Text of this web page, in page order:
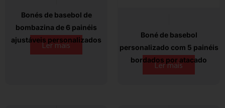
Bonés de basebol de
bombazina de 6 painéis
ajustáveis personalizados
Ler mais
Boné de basebol
personalizado com 5 painéis
bordados por atacado
Ler mais